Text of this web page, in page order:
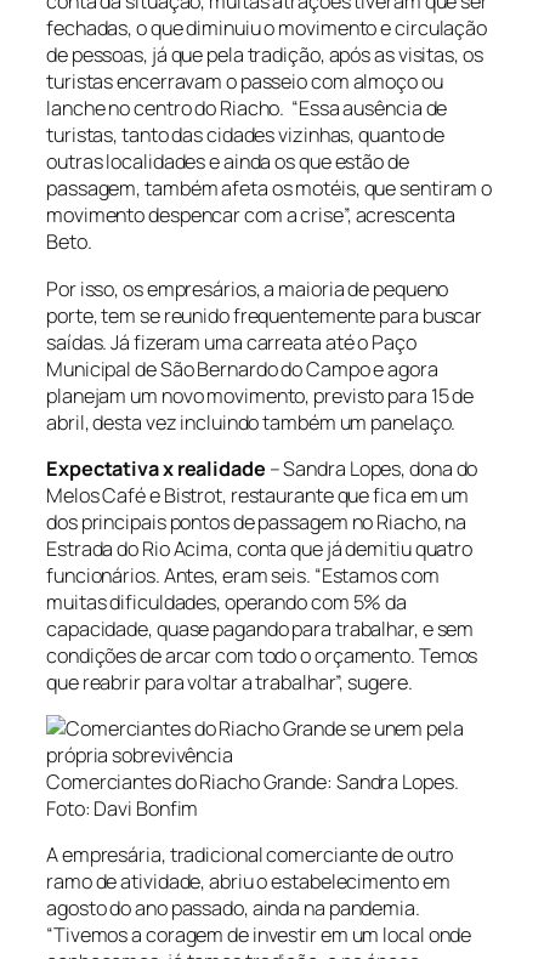
fechadas, o que diminuiu o movimento e circulação
de pessoas, já que pela tradição, após as visitas, os
turistas encerravam o passeio com almoço ou
lanche no centro do Riacho. “Essa ausência de
turistas, tanto das cidades vizinhas, quanto de
outras localidades e ainda os que estão de
passagem, também afeta os motéis, que sentiram o
movimento despencar com a crise”, acrescenta
Beto.
Por isso, os empresários, a maioria de pequeno
porte, tem se reunido frequentemente para buscar
saídas. Já fizeram uma carreata até o Paço
Municipal de São Bernardo do Campo e agora
planejam um novo movimento, previsto para 15 de
abril, desta vez incluindo também um panelaço.
Expectativa x realidade – Sandra Lopes, dona do
Melos Café e Bistrot, restaurante que fica em um
dos principais pontos de passagem no Riacho, na
Estrada do Rio Acima, conta que já demitiu quatro
funcionários. Antes, eram seis. “Estamos com
muitas dificuldades, operando com 5% da
capacidade, quase pagando para trabalhar, e sem
condições de arcar com todo o orçamento. Temos
que reabrir para voltar a trabalhar”, sugere.
Comerciantes do Riacho Grande: Sandra Lopes.
Foto: Davi Bonfim
A empresária, tradicional comerciante de outro
ramo de atividade, abriu o estabelecimento em
agosto do ano passado, ainda na pandemia.
“Tivemos a coragem de investir em um local onde